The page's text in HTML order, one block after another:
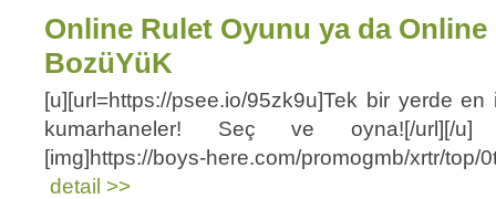
Online Rulet Oyunu ya da
BozüYüK
[u][url=https://psee.io/95zk9u]Tek bir yerde
kumarhaneler! Seç ve oyna![/url][/u]
[img]https://boys-here.com/promogmb/xrtr/top/
detail >>